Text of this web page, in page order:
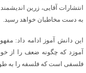
به دست مخاطبان خواهد رسید.
این دانش آموز ادامه داد:
آموزد که چگونه ضعف را از
فلسفی است که فلسفه را به